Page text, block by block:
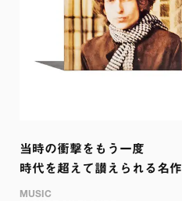
当時の衝撃をもう一度
時代を超えて讃えられる名作
MUSIC